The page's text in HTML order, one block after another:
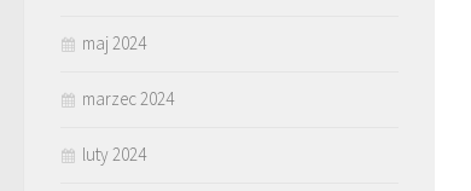
maj 2024
marzec 2024
luty 2024